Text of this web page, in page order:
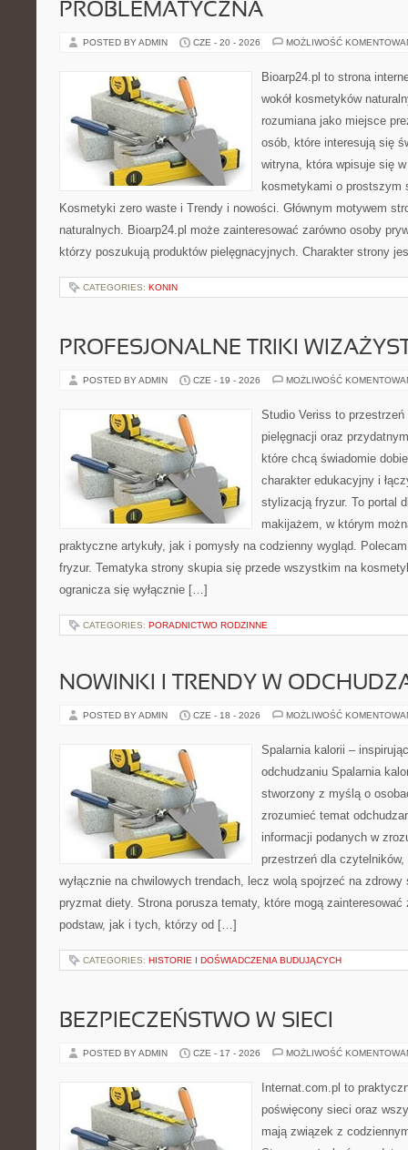
PROBLEMATYCZNA
POSTED BY ADMIN CZE - 20 - 2026 MOŻLIWOŚĆ
Bioarp24.pl to strona
wokół kosmetyków
rozumiana jako miejsce
osób, które interesują się
witryna, która wpisuje się
kosmetykami o prostszym
Kosmetyki zero waste i Trendy i nowości. Głównym motywem
naturalnych. Bioarp24.pl może zainteresować zarówno osoby
którzy poszukują produktów pielęgnacyjnych. Charakter strony
CATEGORIES: KONIN
PROFESJONALNE TRIKI
POSTED BY ADMIN CZE - 19 - 2026 MOŻLIWOŚĆ
Studio Veriss to
pielęgnacji oraz
które chcą świadomie
charakter edukacyjny i
stylizacją fryzur. To portal
makijażem, w którym
praktyczne artykuły, jak i pomysły na codzienny wygląd.
fryzur. Tematyka strony skupia się przede wszystkim na
ogranicza się wyłącznie […]
CATEGORIES: PORADNICTWO RODZINNE
NOWINKI I TRENDY W
POSTED BY ADMIN CZE - 18 - 2026 MOŻLIWOŚĆ
Spalarnia kalorii –
odchudzaniu Spalarnia
stworzony z myślą o
zrozumieć temat
informacji podanych w
przestrzeń dla
wyłącznie na chwilowych trendach, lecz wolą spojrzeć na
pryzmat diety. Strona porusza tematy, które mogą
podstaw, jak i tych, którzy od […]
CATEGORIES: HISTORIE I DOŚWIADCZENIA BUDUJĄCYCH
BEZPIECZEŃSTWO W SIECI
POSTED BY ADMIN CZE - 17 - 2026 MOŻLIWOŚĆ
Internat.com.pl to
poświęcony sieci oraz
mają związek z